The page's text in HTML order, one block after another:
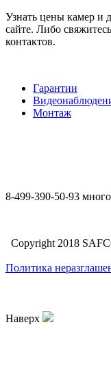
Узнать цены камер и
сайте. Либо
контактов.
Гарантии
Монтаж
8-499-390-50-93
Copyright 2018
Политика
Наверх